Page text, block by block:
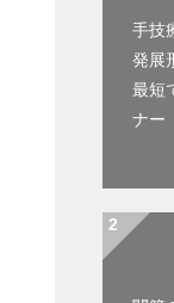
手技
発展
最短
ナー